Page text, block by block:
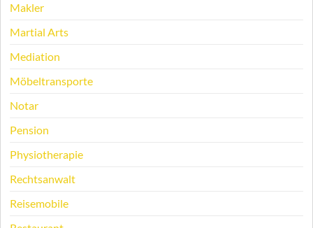
Makler
Martial Arts
Mediation
Möbeltransporte
Notar
Pension
Physiotherapie
Rechtsanwalt
Reisemobile